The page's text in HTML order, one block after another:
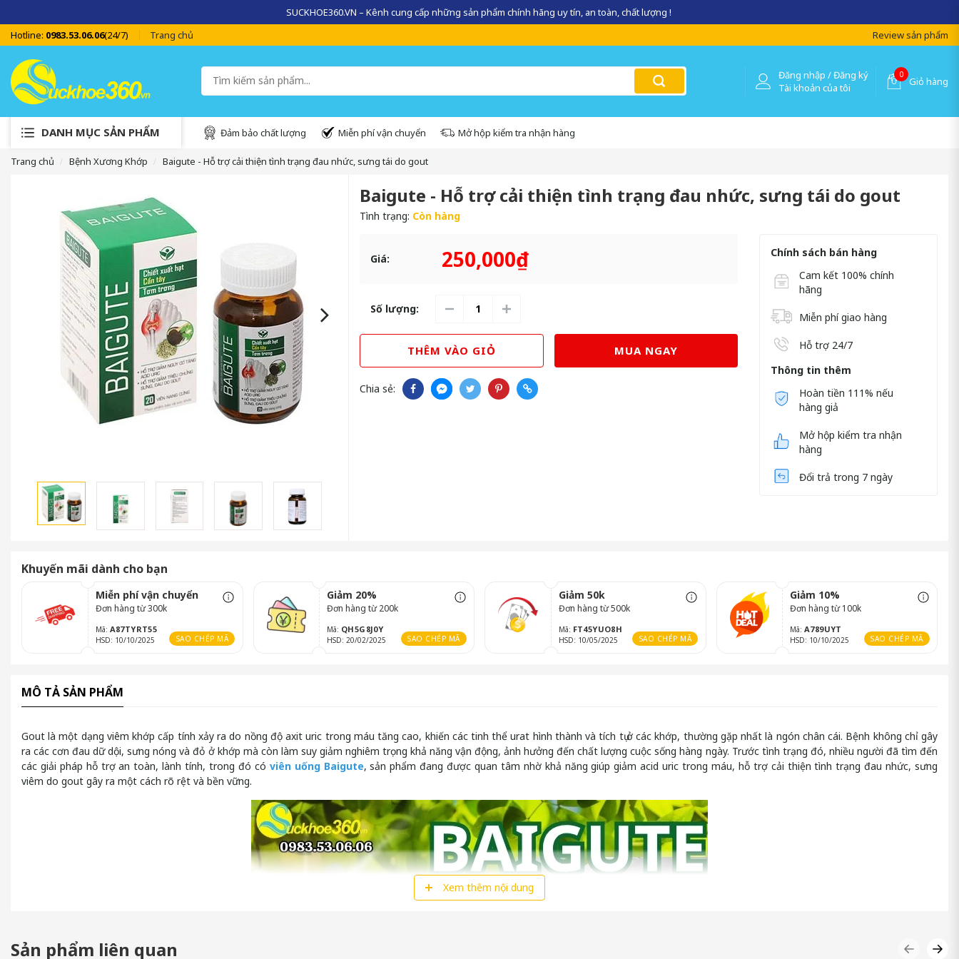
SUCKHOE360.VN – Kênh cung cấp những sản phẩm chính hãng uy tín, an toàn, chất lượng !
Hotline: 0983.53.06.06(24/7) Trang chủ Review sản phẩm
Đăng nhập / Đăng ký
Tài khoản của tôi
0
Giỏ hàng
DANH MỤC SẢN PHẨM Đảm bảo chất lượng Miễn phí vận chuyển Mở hộp kiểm tra nhận hàng
Trang chủ Bệnh Xương Khớp Baigute - Hỗ trợ cải thiện tình trạng đau nhức, sưng tái do gout
Baigute - Hỗ trợ cải thiện tình trạng đau nhức, sưng tái do gout
Tình trạng: Còn hàng
Giá: 250,000₫
Số lượng:
THÊM VÀO GIỎ MUA NGAY
Chia sẻ:
Chính sách bán hàng
Cam kết 100% chính
hãng
Miễn phí giao hàng
Hỗ trợ 24/7
Thông tin thêm
Hoàn tiền 111% nếu
hàng giả
Mở hộp kiểm tra nhận
hàng
Đổi trả trong 7 ngày
Khuyến mãi dành cho bạn
Miễn phí vận chuyển
Đơn hàng từ 300k
Mã: A87TYRT55
HSD: 10/10/2025 SAO CHÉP MÃ
Giảm 20%
Đơn hàng từ 200k
Mã: QH5G8J0Y
HSD: 20/02/2025 SAO CHÉP MÃ
Giảm 50k
Đơn hàng từ 500k
Mã: FT45YUO8H
HSD: 10/05/2025 SAO CHÉP MÃ
Giảm 10%
Đơn hàng từ 100k
Mã:A789UYT
HSD: 10/10/2025 SAO CHÉP MÃ
MÔ TẢ SẢN PHẨM
Gout là một dạng viêm khớp cấp tính xảy ra do nồng độ axit uric trong máu tăng cao, khiến các tinh thể urat hình thành và tích tụ ở các khớp, thường gặp nhất là ngón chân cái. Bệnh không chỉ gây
ra các cơn đau dữ dội, sưng nóng và đỏ ở khớp mà còn làm suy giảm nghiêm trọng khả năng vận động, ảnh hưởng đến chất lượng cuộc sống hàng ngày. Trước tình trạng đó, nhiều người đã tìm đến
các giải pháp hỗ trợ an toàn, lành tính, trong đó có viên uống Baigute, sản phẩm đang được quan tâm nhờ khả năng giúp giảm acid uric trong máu, hỗ trợ cải thiện tình trạng đau nhức, sưng
viêm do gout gây ra một cách rõ rệt và bền vững.
Xem thêm nội dung
Sản phẩm liên quan